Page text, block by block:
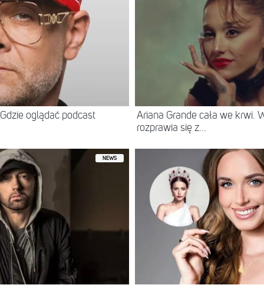
oglądać podcast
Ariana Grande cała we krwi.
rozprawia się z...
NEWS